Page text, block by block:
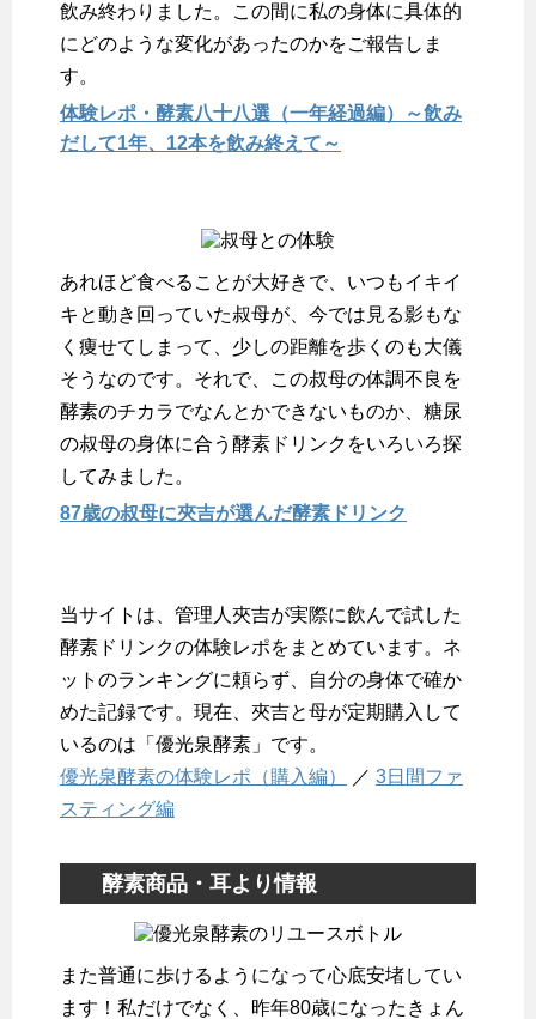
飲み終わりました。この間に私の身体に具体的
にどのような変化があったのかをご報告しま
す。
体験レポ・酵素八十八選（一年経過編）～飲み
だして1年、12本を飲み終えて～
あれほど食べることが大好きで、いつもイキイ
キと動き回っていた叔母が、今では見る影もな
く痩せてしまって、少しの距離を歩くのも大儀
そうなのです。それで、この叔母の体調不良を
酵素のチカラでなんとかできないものか、糖尿
の叔母の身体に合う酵素ドリンクをいろいろ探
してみました。
87歳の叔母に夾吉が選んだ酵素ドリンク
当サイトは、管理人夾吉が実際に飲んで試した
酵素ドリンクの体験レポをまとめています。ネ
ットのランキングに頼らず、自分の身体で確か
めた記録です。現在、夾吉と母が定期購入して
いるのは「優光泉酵素」です。
優光泉酵素の体験レポ（購入編）
／ 3日間ファ
スティング編
酵素商品・耳より情報
また普通に歩けるようになって心底安堵してい
ます！私だけでなく、昨年80歳になったきょん